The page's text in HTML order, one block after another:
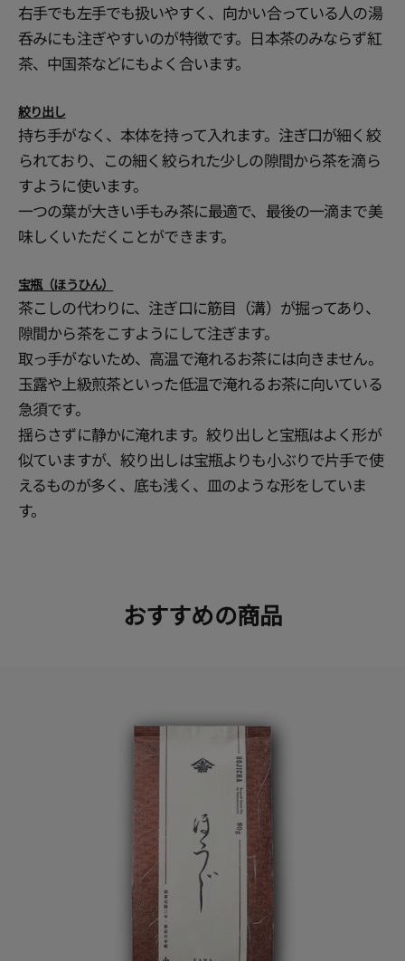
右手でも左手でも扱いやすく、向かい合っている人の湯
呑みにも注ぎやすいのが特徴です。日本茶のみならず紅
茶、中国茶などにもよく合います。
絞り出し
持ち手がなく、本体を持って入れます。注ぎ口が細く絞
られており、この細く絞られた少しの隙間から茶を滴ら
すように使います。
一つの葉が大きい手もみ茶に最適で、最後の一滴まで美
味しくいただくことができます。
宝瓶（ほうひん）
茶こしの代わりに、注ぎ口に筋目（溝）が掘ってあり、
隙間から茶をこすようにして注ぎます。
取っ手がないため、高温で淹れるお茶には向きません。
玉露や上級煎茶といった低温で淹れるお茶に向いている
急須です。
揺らさずに静かに淹れます。絞り出しと宝瓶はよく形が
似ていますが、絞り出しは宝瓶よりも小ぶりで片手で使
えるものが多く、底も浅く、皿のような形をしていま
す。
おすすめの商品